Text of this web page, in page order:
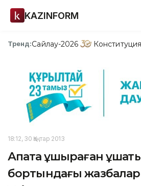
KAZINFORM
Тренд:Сайлау-2026
18:12, 30 Қаңтар 2013
Апатқа ұшыраған
бортындағы жазбалар